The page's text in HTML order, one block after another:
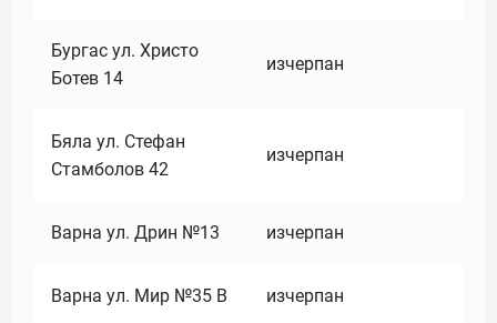
Бургас ул. Христо
Ботев 14
изчерпан
Бяла ул. Стефан
Стамболов 42
изчерпан
Варна ул. Дрин №13 изчерпан
Варна ул. Мир №35 В изчерпан